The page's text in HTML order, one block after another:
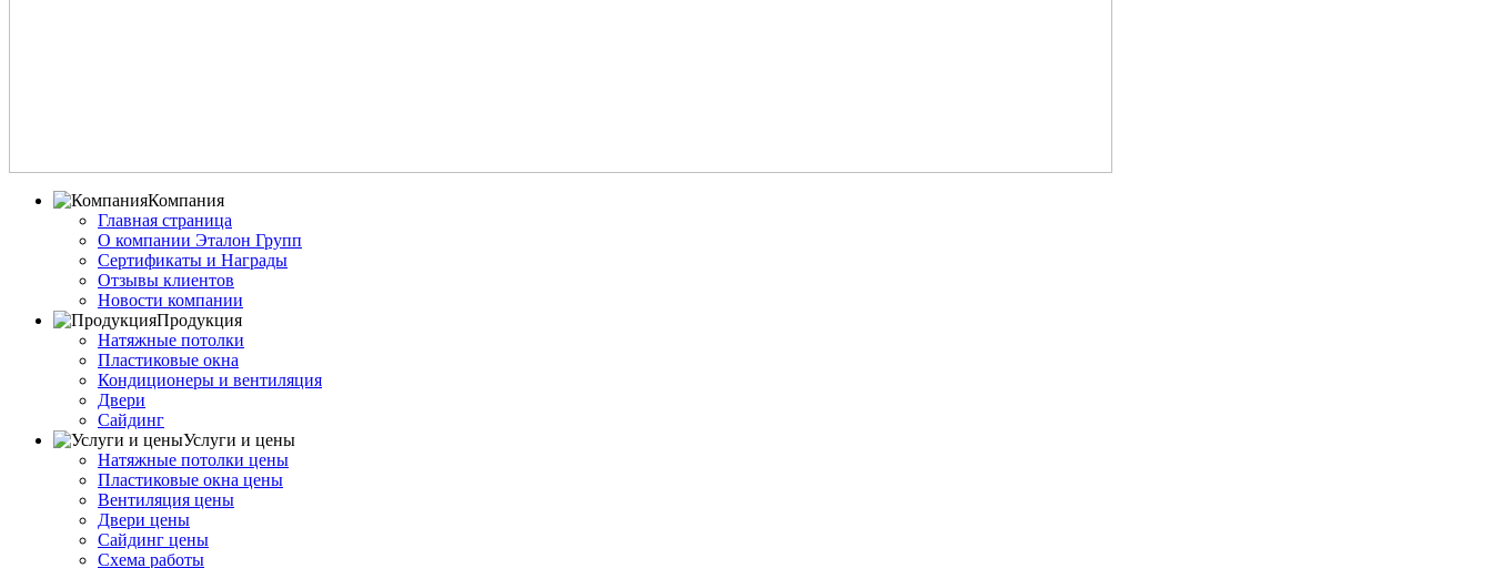
Компания
Главная страница
О компании Эталон Групп
Сертификаты и Награды
Отзывы клиентов
Новости компании
Продукция
Натяжные потолки
Пластиковые окна
Кондиционеры и вентиляция
Двери
Сайдинг
Услуги и цены
Натяжные потолки цены
Пластиковые окна цены
Вентиляция цены
Двери цены
Сайдинг цены
Схема работы